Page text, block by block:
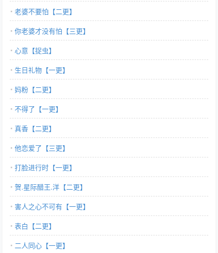
老婆不要怕【二更】
你老婆才没有怕【三更】
心意【捉虫】
生日礼物【一更】
妈粉【二更】
不得了【一更】
真香【二更】
他恋爱了【三更】
打脸进行时【一更】
贺.星际醋王.洋【二更】
害人之心不可有【一更】
表白【二更】
二人同心【一更】